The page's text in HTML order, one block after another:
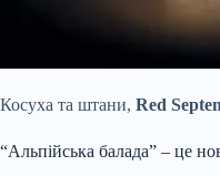
Косуха та штани, Red
“Альпійська балада” – це